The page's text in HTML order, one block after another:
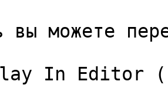
вы можете
In Editor